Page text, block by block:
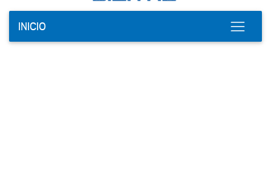
INICIO